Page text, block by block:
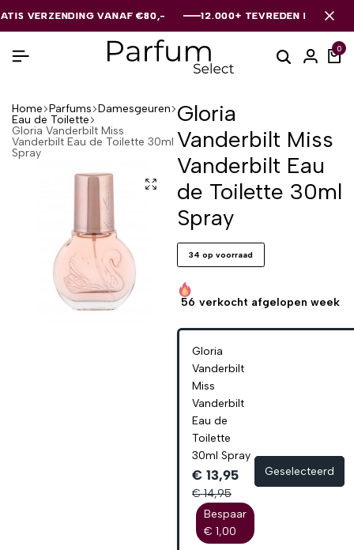
VANAF €80,- 12.000+ TEVREDEN KLANTEN
VANAF €80,- 12.000+ TEVREDEN KLANTEN
VANAF €80,- 12.000+ TEVREDEN KLANTEN
0
Home Parfums Damesgeuren
Eau de Toilette
Gloria Vanderbilt Miss
Vanderbilt Eau de Toilette 30ml
Spray
Gloria
Vanderbilt Miss
Vanderbilt Eau
de Toilette 30ml
Spray
34 op voorraad
56 verkocht afgelopen week
Gloria
Vanderbilt
Miss
Vanderbilt
Eau de
Toilette
30ml Spray
€ 13,95
€ 14,95
Bespaar
€ 1,00
Geselecteerd